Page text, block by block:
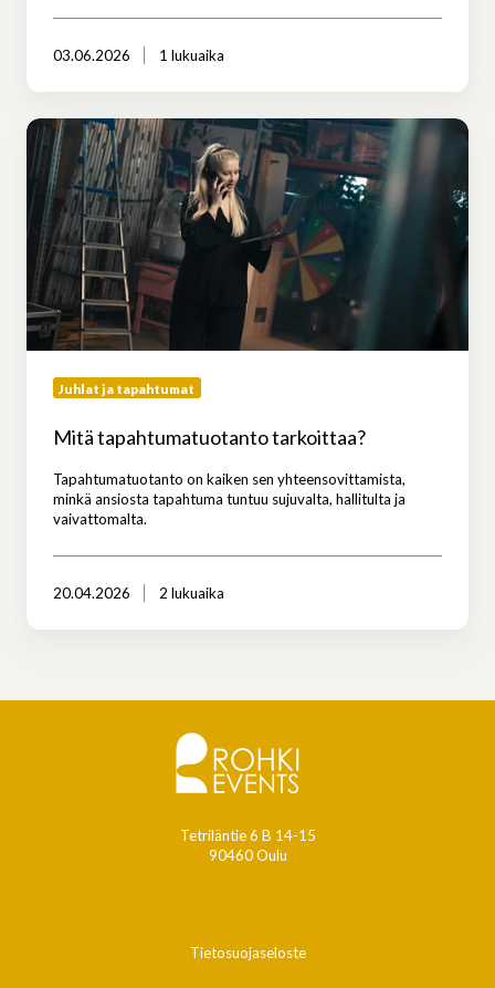
03.06.2026 1 lukuaika
Mitä
tapahtumatuotanto
tarkoittaa?
Juhlat ja tapahtumat
Mitä tapahtumatuotanto tarkoittaa?
Tapahtumatuotanto on kaiken sen yhteensovittamista,
minkä ansiosta tapahtuma tuntuu sujuvalta, hallitulta ja
vaivattomalta.
20.04.2026 2 lukuaika
Tetriläntie 6 B 14-15
90460 Oulu
Tietosuojaseloste